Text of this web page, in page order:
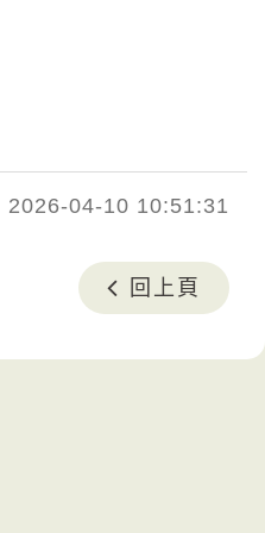
2026-04-10 10:51:31
回上頁